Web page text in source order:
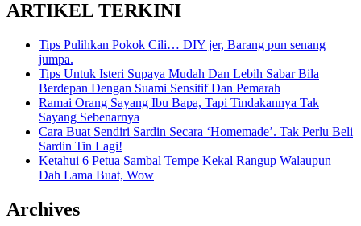
ARTIKEL TERKINI
Tips Pulihkan Pokok Cili… DIY jer, Barang pun senang
jumpa.
Tips Untuk Isteri Supaya Mudah Dan Lebih Sabar Bila
Berdepan Dengan Suami Sensitif Dan Pemarah
Ramai Orang Sayang Ibu Bapa, Tapi Tindakannya Tak
Sayang Sebenarnya
Cara Buat Sendiri Sardin Secara ‘Homemade’. Tak Perlu Beli
Sardin Tin Lagi!
Ketahui 6 Petua Sambal Tempe Kekal Rangup Walaupun
Dah Lama Buat, Wow
Archives